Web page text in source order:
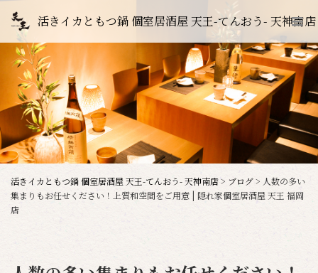
活きイカともつ鍋 個室居酒屋 天王-てんおう- 天神南店
活きイカともつ鍋 個室居酒屋 天王-てんおう- 天神南店> ブログ> 人数の多い
集まりもお任せください！上質和空間をご用意 | 隠れ家個室居酒屋 天王 福岡
店